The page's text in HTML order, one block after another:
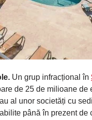
Un grup infracțional în
de 25 de milioane de
al unor societăți cu
până în prezent